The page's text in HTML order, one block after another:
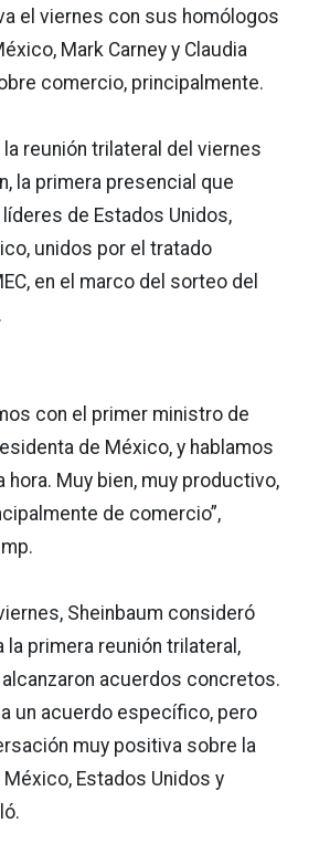
el viernes con sus homólogos
Mark Carney y Claudia
comercio, principalmente.
reunión trilateral del viernes
la primera presencial que
de Estados Unidos,
unidos por el tratado
en el marco del sorteo del
con el primer ministro de
de México, y hablamos
hora. Muy bien, muy productivo,
de comercio”,
Sheinbaum consideró
primera reunión trilateral,
acuerdos concretos.
un acuerdo específico, pero
muy positiva sobre la
Estados Unidos y